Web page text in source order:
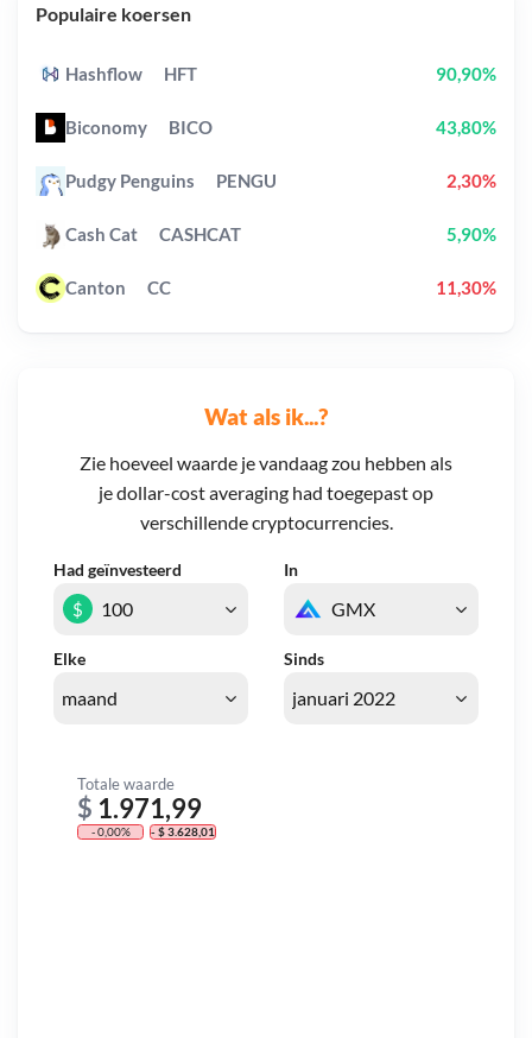
Wat als ik...?
Zie hoeveel waarde je vandaag zou hebben als
je dollar-cost averaging had toegepast op
verschillende cryptocurrencies.
Had geïnvesteerd In
Elke Sinds
$
Totale waarde
$ 1.971,99
- 0,00% - $ 3.628,01
Populaire koersen
Hashflow HFT 90,90%
Biconomy BICO 43,80%
Pudgy Penguins PENGU 2,30%
Cash Cat CASHCAT 5,90%
Canton CC 11,30%